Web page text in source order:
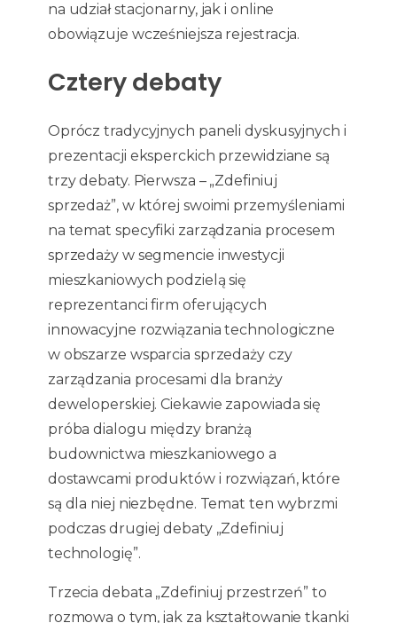
na udział stacjonarny, jak i online
obowiązuje wcześniejsza rejestracja.
Cztery debaty
Oprócz tradycyjnych paneli dyskusyjnych i
prezentacji eksperckich przewidziane są
trzy debaty. Pierwsza – „Zdefiniuj
sprzedaż”, w której swoimi przemyśleniami
na temat specyfiki zarządzania procesem
sprzedaży w segmencie inwestycji
mieszkaniowych podzielą się
reprezentanci firm oferujących
innowacyjne rozwiązania technologiczne
w obszarze wsparcia sprzedaży czy
zarządzania procesami dla branży
deweloperskiej. Ciekawie zapowiada się
próba dialogu między branżą
budownictwa mieszkaniowego a
dostawcami produktów i rozwiązań, które
są dla niej niezbędne. Temat ten wybrzmi
podczas drugiej debaty „Zdefiniuj
technologię”.
Trzecia debata „Zdefiniuj przestrzeń” to
rozmowa o tym, jak za kształtowanie tkanki